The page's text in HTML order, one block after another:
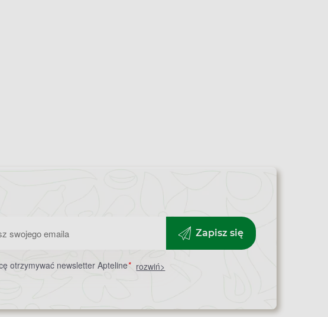
Zapisz się
otrzymywać newsletter Apteline* rozwiń>